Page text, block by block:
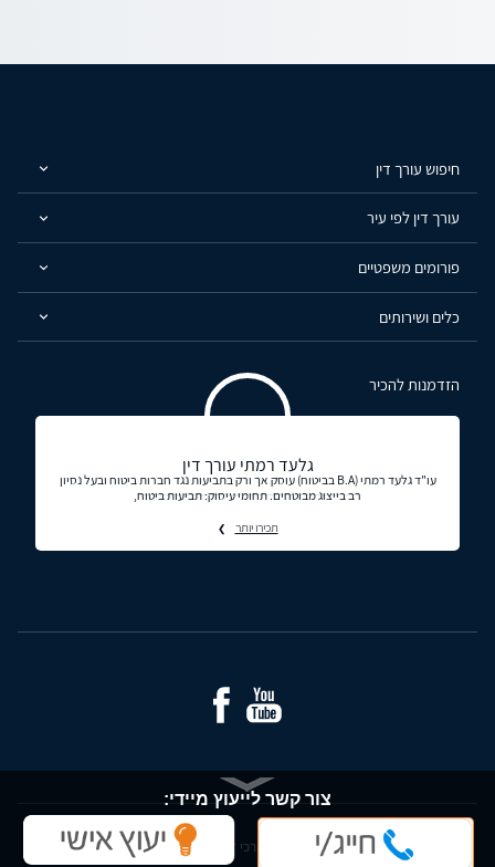
חיפוש עורך דין
עורך דין לפי עיר
פורומים משפטיים
כלים ושירותים
הזדמנות להכיר
גלעד רמתי עורך דין
עו"ד גלעד רמתי (B.A בביטוח) עוסק אך ורק בתביעות נגד חברות ביטוח ובעל נסיון
רב בייצוג מבוטחים. תחומי עיסוק: תביעות ביטוח,
תכירו יותר
© כל הזכויות שמורות - עורכי דין ומידע משפטי בישראל
צור קשר לייעוץ מיידי: